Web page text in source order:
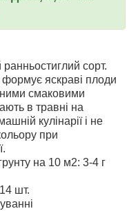
сорт.
формує яскраві плоди
смаковими
в травні на
кулінарії і не
при
на 10 м2: 3-4 г
шт.